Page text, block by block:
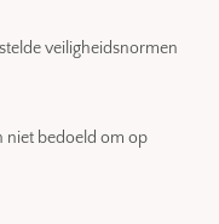
veiligheidsnormen
niet bedoeld om op